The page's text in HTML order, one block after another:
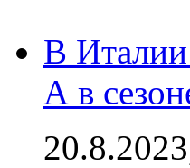
В Италии
А в